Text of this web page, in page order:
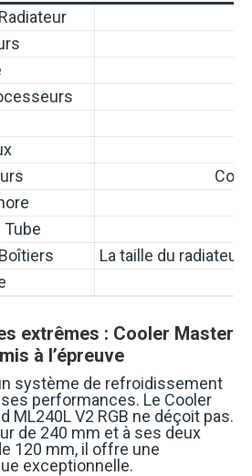
Tube
La taille du
extrêmes : Cooler Master
à l’épreuve
système de refroidissement
performances. Le Cooler
ML240L V2 RGB ne déçoit pas.
de 240 mm et à ses deux
120 mm, il offre une
exceptionnelle.